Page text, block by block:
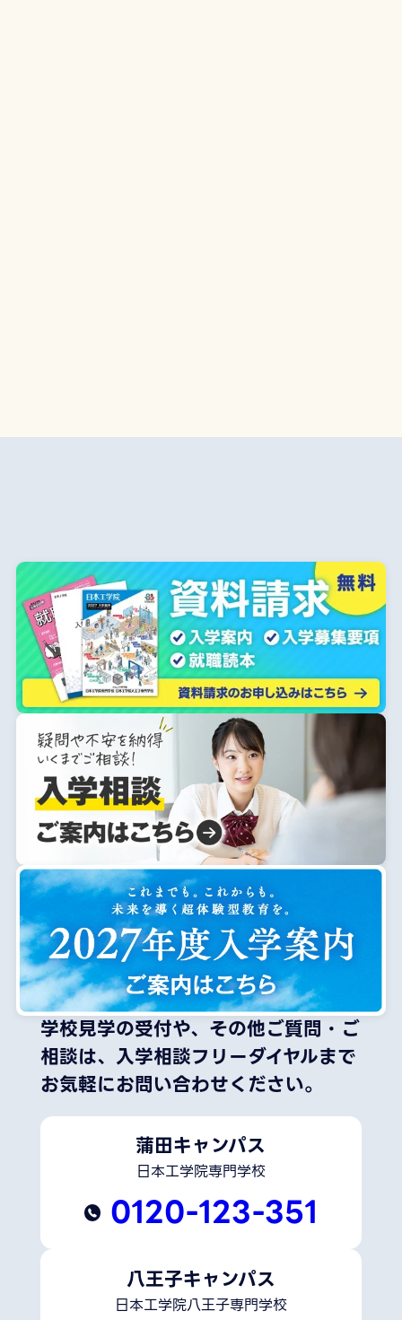
学校見学の受付や、その他ご質問・ご
相談は、 入学相談フリーダイヤルまで
お気軽にお問い合わせください。
蒲田キャンパス
日本工学院専門学校
0120-123-351
八王子キャンパス
日本工学院八王子専門学校